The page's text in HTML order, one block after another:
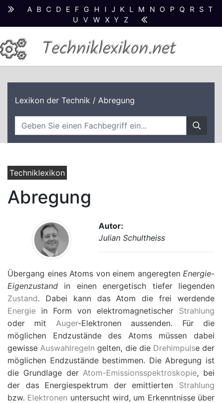
A B C D E F G H I J K L M N O P Q R S T
U
V W X Y Z
Techniklexikon.net
Lexikon der Technik / Abregung
Techniklexikon
Abregung
Autor:
Julian Schultheiss
Übergang eines Atoms von einem angeregten Energie-
Eigenzustand in einen energetisch tiefer liegenden
Zustand. Dabei kann das Atom die frei werdende
Energie in Form von elektromagnetischer Strahlung
oder mit Auger-Elektronen aussenden. Für die
möglichen Endzustände des Atoms müssen dabei
gewisseAuswahlregeln gelten, die die Drehimpulse der
möglichen Endzustände bestimmen. Die Abregung ist
die Grundlage derAtom-Emissionsspektroskopie, bei
der das Energiespektrum der emittierten Strahlung
bzw. Elektronen untersucht wird, um Erkenntnisse über